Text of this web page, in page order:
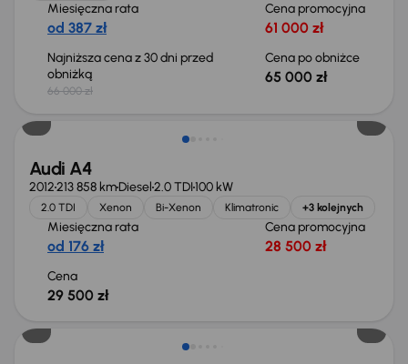
Miesięczna rata
od 387 zł
Cena promocyjna
61 000 zł
Najniższa cena z 30 dni przed
obniżką
66 000 zł
Cena po obniżce
65 000 zł
Audi A4
2012213 858 kmDiesel2.0 TDI100 kW
2.0 TDI Xenon Bi-Xenon Klimatronic +3 kolejnych
Miesięczna rata
od 176 zł
Cena promocyjna
28 500 zł
Cena
29 500 zł
Taniej o 1 500 zł